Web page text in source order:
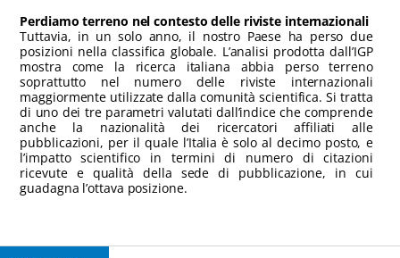
Perdiamo terreno nel contesto delle riviste internazionali
Tuttavia, in un solo anno, il nostro Paese ha perso due
posizioni nella classifica globale. L’analisi prodotta dall’IGP
mostra come la ricerca italiana abbia perso terreno
soprattutto nel numero delle riviste internazionali
maggiormente utilizzate dalla comunità scientifica. Si tratta
di uno dei tre parametri valutati dall’indice che comprende
anche la nazionalità dei ricercatori affiliati alle
pubblicazioni, per il quale l’Italia è solo al decimo posto, e
l’impatto scientifico in termini di numero di citazioni
ricevute e qualità della sede di pubblicazione, in cui
guadagna l’ottava posizione.